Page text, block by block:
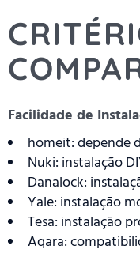
Facilidade de
homeit: depende
Nuki: instalação
Danalock:
Yale: instalação
Tesa: instalação
Aqara: